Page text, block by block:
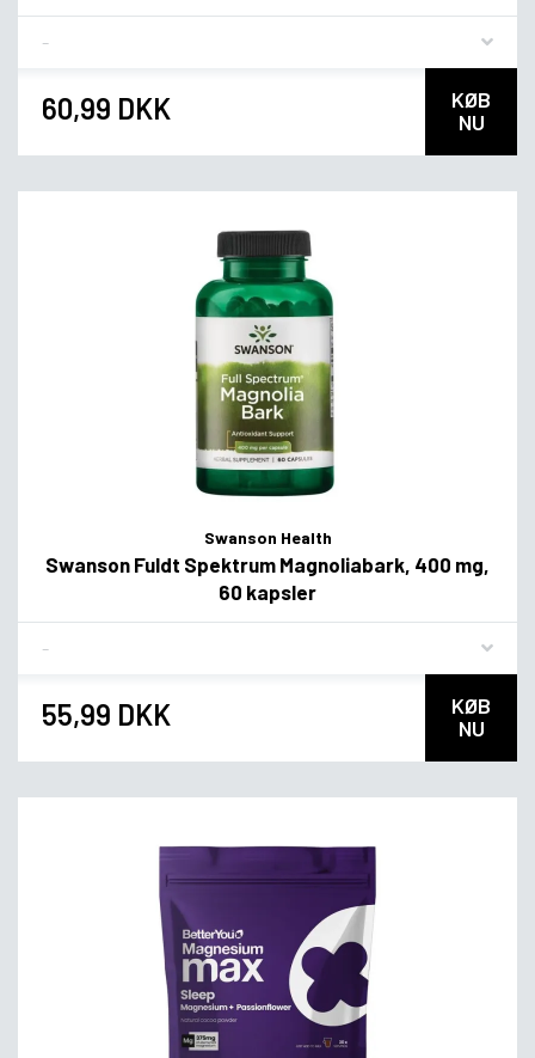
60,99 DKK
KØB
NU
Swanson Health
Swanson Fuldt Spektrum Magnoliabark, 400 mg,
60 kapsler
55,99 DKK
KØB
NU